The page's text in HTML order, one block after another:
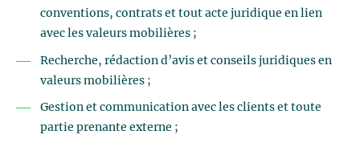
conventions, contrats et tout acte juridique en lien
avec les valeurs mobilières ;
Recherche, rédaction d’avis et conseils juridiques en
valeurs mobilières ;
Gestion et communication avec les clients et toute
partie prenante externe ;